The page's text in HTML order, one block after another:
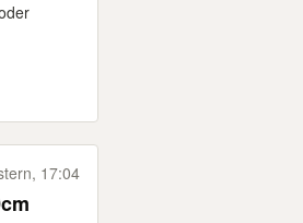
17:04